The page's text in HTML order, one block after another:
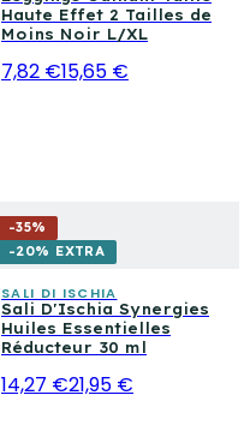
Haute Effet 2 Tailles de
Moins Noir L/XL
7,82 €15,65 €
-35%
-20% EXTRA
SALI DI ISCHIA
Sali D'Ischia Synergies
Huiles Essentielles
Réducteur 30 ml
14,27 €21,95 €